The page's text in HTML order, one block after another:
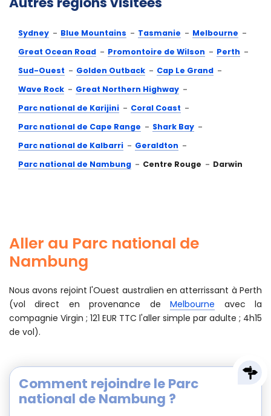
Autres régions visitées
Sydney Blue Mountains Tasmanie
Melbourne
Great Ocean Road
Promontoire de Wilson
Perth
Sud-Ouest
Golden Outback
Cap Le Grand
Wave Rock
Great Northern Highway
Parc national de Karijini
Coral Coast
Parc national de Cape Range
Shark Bay
Parc national de Kalbarri
Geraldton
Parc national de Nambung
Centre Rouge
Aller au Parc national de
Nambung
Nous avons rejoint l'Ouest australien en atterrissant à Perth
(vol direct en provenance deMelbourne avec la
compagnie Virgin ; 121 EUR TTC l'aller simple par adulte ; 4h15
de vol).
Comment rejoindre le Parc
national de Nambung ?